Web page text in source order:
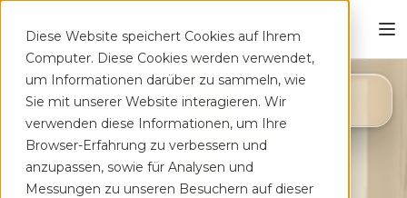
Diese Website speichert Cookies auf Ihrem
Computer. Diese Cookies werden verwendet,
um Informationen darüber zu sammeln, wie
Sie mit unserer Website interagieren. Wir
verwenden diese Informationen, um Ihre
Browser-Erfahrung zu verbessern und
anzupassen, sowie für Analysen und
Messungen zu unseren Besuchern auf dieser